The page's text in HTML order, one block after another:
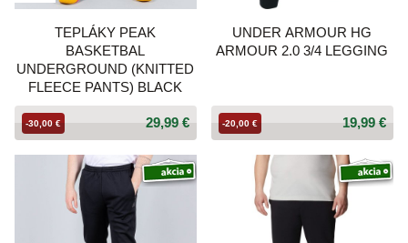
TEPLÁKY PEAK
BASKETBAL
UNDERGROUND (KNITTED
FLEECE PANTS) BLACK
29,99 €
-30,00 €
UNDER ARMOUR HG
ARMOUR 2.0 3/4 LEGGING
19,99 €
-20,00 €